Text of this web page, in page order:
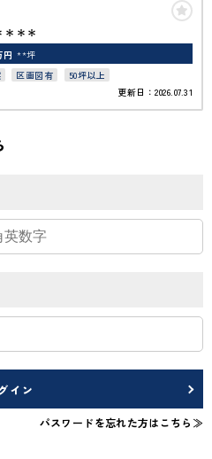
＊＊＊
円 **坪
区画図有
50坪以上
更新日：2026.07.31
イン
パスワードを忘れた方はこちら≫